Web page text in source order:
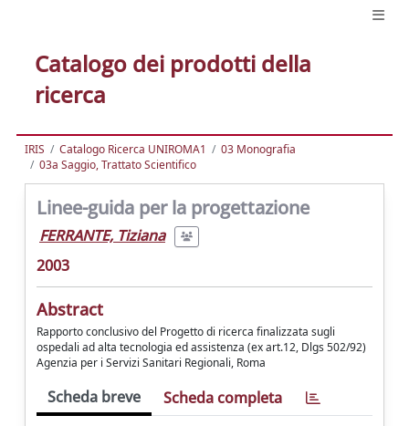
Catalogo dei prodotti della
ricerca
IRIS Catalogo Ricerca UNIROMA1
03 Monografia
03a Saggio, Trattato Scientifico
Linee-guida per la progettazione
FERRANTE, Tiziana
2003
Abstract
Rapporto conclusivo del Progetto di ricerca finalizzata sugli
ospedali ad alta tecnologia ed assistenza (ex art.12, Dlgs 502/92)
Agenzia per i Servizi Sanitari Regionali, Roma
Scheda breve Scheda completa